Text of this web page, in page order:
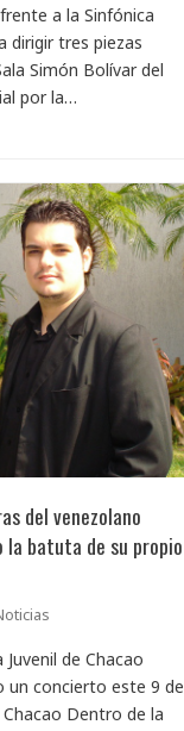
a la Sinfónica
dirigir tres piezas
Simón Bolívar del
por la…
del venezolano
la batuta de su propio
de Chacao
un concierto este 9 de
Dentro de la